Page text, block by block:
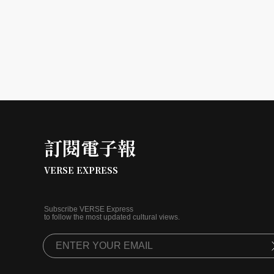
訂閱電子報
VERSE EXPRESS
Subscribe VERSE Express
to follow the most updated cultural views.